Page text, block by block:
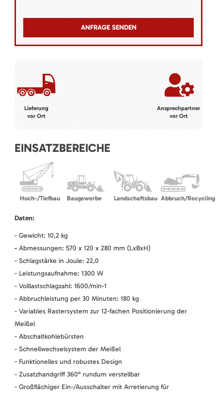
Lieferung
vor Ort
Ansprechpartner
vor Ort
EINSATZBEREICHE
Hoch-/Tiefbau Baugewerbe Landschaftsbau Abbruch/Recycling
Daten:
- Gewicht: 10,2 kg
- Abmessungen: 570 x 120 x 280 mm (LxBxH)
- Schlagstärke in Joule: 22,0
- Leistungsaufnahme: 1300 W
- Volllastschlagzahl: 1600/min-1
- Abbruchleistung per 30 Minuten: 180 kg
- Variables Rastersystem zur 12-fachen Positionierung der
Meißel
- Abschaltkohlebürsten
- Schnellwechselsystem der Meißel
- Funktionelles und robustes Design
- Zusatzhandgriff 360° rundum verstellbar
- Großflächiger Ein-/Ausschalter mit Arretierung für